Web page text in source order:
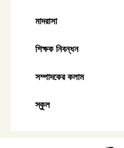
মাদরাসা
শিক্ষক নিবন্ধন
সম্পাদকের কলাম
স্কুল